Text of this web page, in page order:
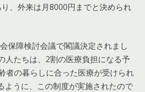
、外来は月8000円までと決められ
保障検討会議で閣議決定されまし
人たちは、2割の医療負担になる予
者の暮らしに合った医療が受けられ
ように、この制度が実施されたので